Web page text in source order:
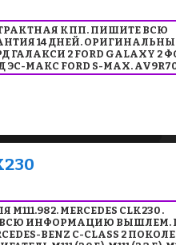
КПП. ПИШИТЕ ВСЮ
14 ДНЕЙ.
ГАЛАКСИ 2 FORD GALAXY 2
ЭС-МАКС FORD S-MAX.
MERCEDES CLK230 .
ИНФОРМАЦИЮ ВЫШЛЕМ.
BENZ C-CLASS 2